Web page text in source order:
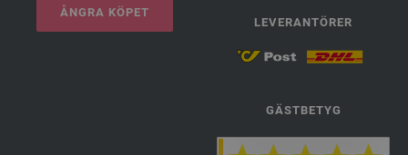
ÅNGRA KÖPET
LEVERANTÖRER
GÄSTBETYG